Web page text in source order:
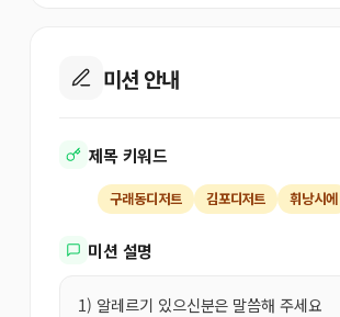
미션 안내
제목 키워드
구래동디저트 김포디저트 휘낭시에
미션 설명
1) 알레르기 있으신분은 말씀해 주세요